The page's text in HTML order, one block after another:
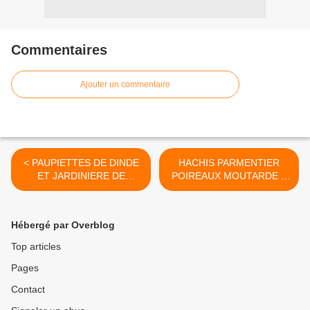
Commentaires
Ajouter un commentaire
< PAUPIETTES DE DINDE
ET JARDINIERE DE
LÉGUMES D'HIVERS 3💙
HACHIS PARMENTIER
POIREAUX MOUTARDE A
L ANCIENNE 8💙 >
Hébergé par Overblog
Top articles
Pages
Contact